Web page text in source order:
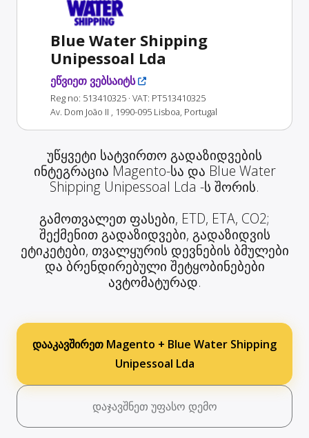
Blue Water Shipping
Unipessoal Lda
ეწვიეთ ვებსაიტს
Reg no: 513410325 · VAT: PT513410325
Av. Dom João II , 1990-095 Lisboa, Portugal
უწყვეტი სატვირთო გადაზიდვების
ინტეგრაცია Magento-სა და Blue Water
Shipping Unipessoal Lda -ს შორის.
გამოთვალეთ ფასები, ETD, ETA, CO2;
შექმენით გადაზიდვები, გადაზიდვის
ეტიკეტები, თვალყურის დევნების ბმულები
და ბრენდირებული შეტყობინებები
ავტომატურად.
დააკავშირეთ Magento + Blue Water Shipping
Unipessoal Lda
დაჯავშნეთ უფასო დემო